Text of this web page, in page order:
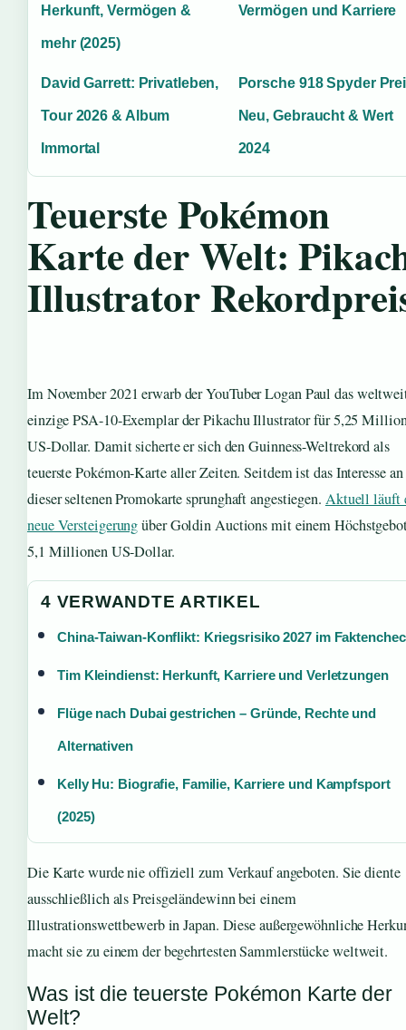
Herkunft, Vermögen &
mehr (2025)
Vermögen und Karriere
David Garrett: Privatleben,
Tour 2026 & Album
Immortal
Porsche 918 Spyder
Neu, Gebraucht & Wert
2024
Teuerste Pokémon
Karte der Welt:
Illustrator
Im November 2021 erwarb der YouTuber Logan Paul das
einzige PSA-10-Exemplar der Pikachu Illustrator für 5,25
US-Dollar. Damit sicherte er sich den Guinness-Weltrekord als
teuerste Pokémon-Karte aller Zeiten. Seitdem ist das Interesse an
dieser seltenen Promokarte sprunghaft angestiegen. Aktuell läuft
neue Versteigerungüber Goldin Auctions mit einem
5,1 Millionen US-Dollar.
4 VERWANDTE ARTIKEL
China-Taiwan-Konflikt: Kriegsrisiko 2027 im
Tim Kleindienst: Herkunft, Karriere und Verletzungen
Flüge nach Dubai gestrichen – Gründe, Rechte und
Alternativen
Kelly Hu: Biografie, Familie, Karriere und Kampfsport
(2025)
Die Karte wurde nie offiziell zum Verkauf angeboten. Sie diente
ausschließlich als Preisgeländewinn bei einem
Illustrationswettbewerb in Japan. Diese außergewöhnliche
macht sie zu einem der begehrtesten Sammlerstücke weltweit.
Was ist die teuerste Pokémon Karte der
Welt?